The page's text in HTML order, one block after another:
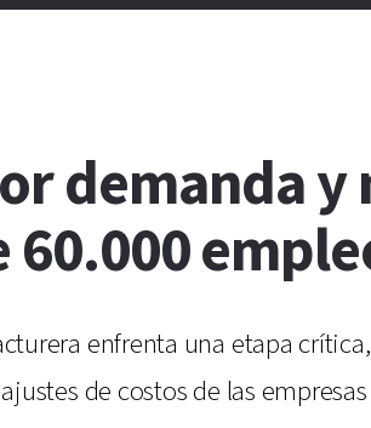
demanda
60.000
enfrenta una etapa
de costos de las